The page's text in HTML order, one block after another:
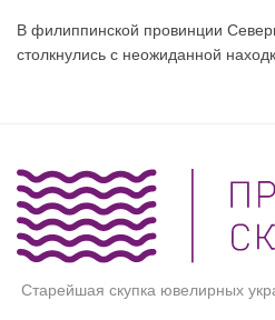
В филиппинской провинции
столкнулись с неожиданной
Старейшая скупка ювелирных